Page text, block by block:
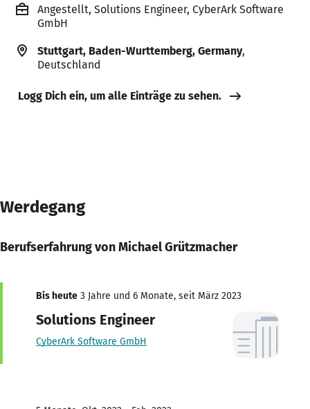
Angestellt, Solutions Engineer, CyberArk Software
GmbH
Stuttgart, Baden-Wurttemberg, Germany,
Deutschland
Logg Dich ein, um alle Einträge zu sehen.
Werdegang
Berufserfahrung von Michael Grützmacher
Bis heute 3 Jahre und 6 Monate, seit März 2023
Solutions Engineer
CyberArk Software GmbH